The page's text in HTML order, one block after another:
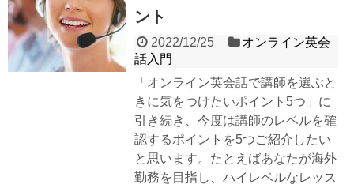
ント
2022/12/25
オンライン英会
話入門
「オンライン英会話で講師を選ぶと
きに気をつけたいポイント5つ」に
引き続き、今度は講師のレベルを確
認するポイントを5つご紹介したい
と思います。たとえばあなたが海外
勤務を目指し、ハイレベルなレッス